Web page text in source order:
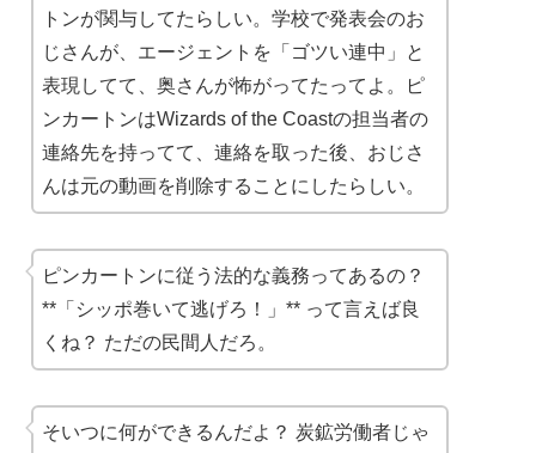
トンが関与してたらしい。学校で発表会のお
じさんが、エージェントを「ゴツい連中」と
表現してて、奥さんが怖がってたってよ。ピ
ンカートンはWizards of the Coastの担当者の
連絡先を持ってて、連絡を取った後、おじさ
んは元の動画を削除することにしたらしい。
ピンカートンに従う法的な義務ってあるの？
**「シッポ巻いて逃げろ！」** って言えば良
くね？ ただの民間人だろ。
そいつに何ができるんだよ？ 炭鉱労働者じゃ